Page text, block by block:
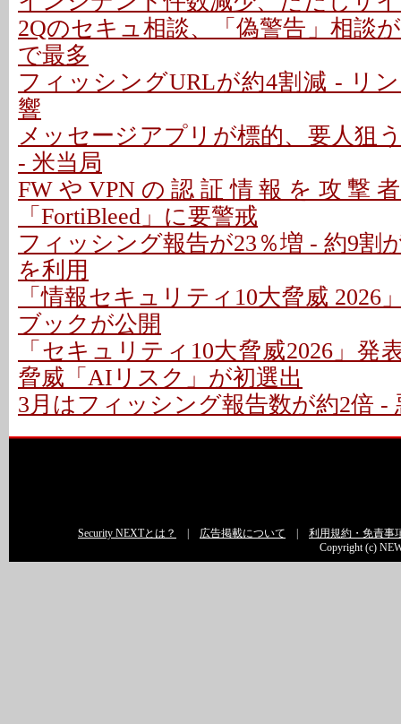
2Qのセキュ相談、「偽警告」相談
で最多
フィッシングURLが約4割減 - リ
響
メッセージアプリが標的、要人狙
- 米当局
FWやVPNの認証情報を攻撃
「FortiBleed」に要警戒
フィッシング報告が23％増 - 約9割
を利用
「情報セキュリティ10大脅威 2026
ブックが公開
「セキュリティ10大脅威2026」発
脅威「AIリスク」が初選出
3月はフィッシング報告数が約2倍 -
Security NEXTとは？ 広告掲載について
利用規約・免責事
Copyright (c)